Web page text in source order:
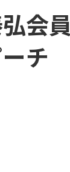
会
チ